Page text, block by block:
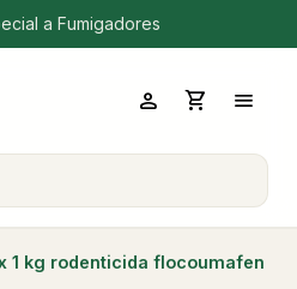
a Fumigadores
person shopping_cart menu
1 kg rodenticida flocoumafen